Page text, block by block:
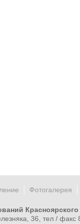
Фотогалерея
Красноярского
36, тел /